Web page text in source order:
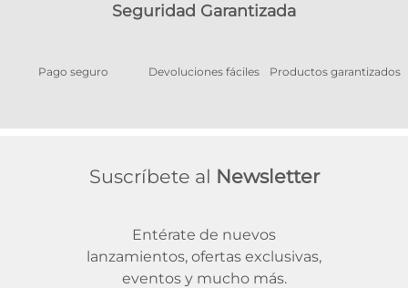
Seguridad Garantizada
Pago seguro Devoluciones fáciles Productos garantizados
Suscríbete al Newsletter
Entérate de nuevos
lanzamientos, ofertas exclusivas,
eventos y mucho más.